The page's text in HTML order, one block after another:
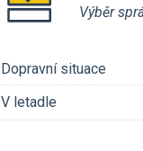
Výběr
Dopravní situace
V letadle